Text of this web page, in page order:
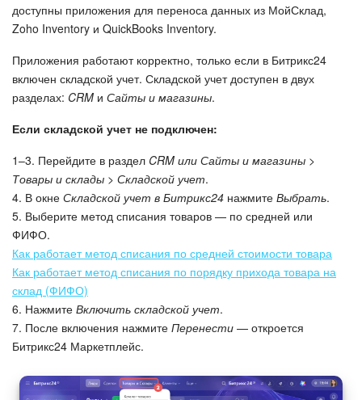
Онлайн-запись
КЭДО
Подпись
Маркетинг
Центр продаж
Аналитика
BI Конструктор
Автоматизация
Интеграция 1С и Битрикс24
Сотрудники
доступны приложения для переноса данных из МойСклад,
Zoho Inventory и QuickBooks Inventory.
Приложения работают корректно, только если в Битрикс24
включен складской учет. Складской учет доступен в двух
разделах: CRM и Сайты и магазины.
Если складской учет не подключен:
1–3. Перейдите в раздел CRM или Сайты и магазины >
Товары и склады > Складской учет.
4. В окне Складской учет в Битрикс24 нажмите Выбрать.
5. Выберите метод списания товаров — по средней или
ФИФО.
Как работает метод списания по средней стоимости товара
Как работает метод списания по порядку прихода товара на
склад (ФИФО)
6. Нажмите Включить складской учет.
7. После включения нажмите Перенести — откроется
Битрикс24 Маркетплейс.